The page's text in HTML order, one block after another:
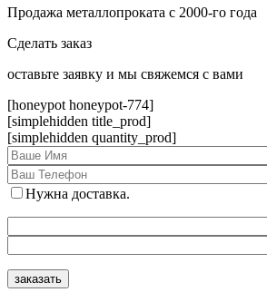
Продажа металлопроката с 2000-го года
Сделать заказ
оcтавьте заявку и мы свяжемся с вами
[honeypot honeypot-774]
[simplehidden title_prod]
[simplehidden quantity_prod]
Нужна доставка.